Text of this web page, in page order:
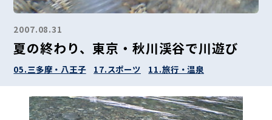
2007.08.31
夏の終わり、東京・秋川渓谷で川遊び
05.三多摩・八王子 17.スポーツ 11.旅行・温泉